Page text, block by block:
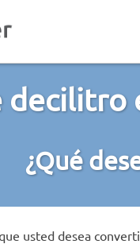
decilitro
¿Qué
usted desea